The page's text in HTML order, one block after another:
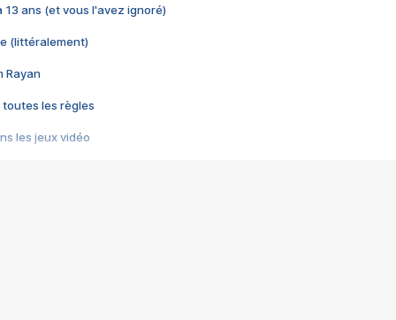
13 ans (et vous l'avez ignoré)
(littéralement)
Rayan
toutes les règles
les jeux vidéo